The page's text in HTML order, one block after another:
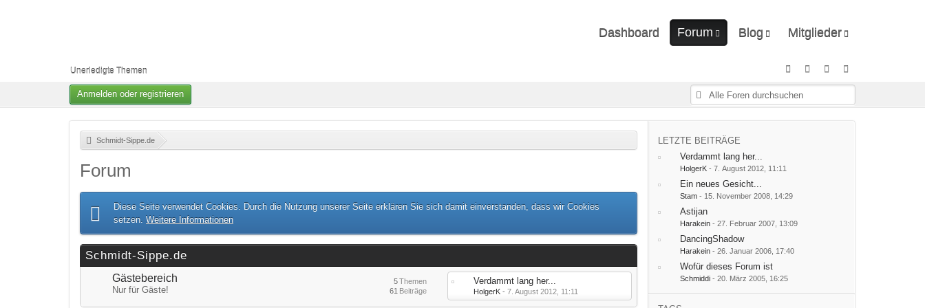
Anmelden oder registrieren
Dashboard Forum Blog Mitglieder
Benutzer online
Mitgliedersuche
Unerledigte Themen
Schmidt-Sippe.de
Forum
Diese Seite verwendet Cookies. Durch die Nutzung unserer Seite erklären Sie sich damit einverstanden, dass wir Cookies
setzen. Weitere Informationen
Schmidt-Sippe.de
Gästebereich
Nur für Gäste!
Themen
5
Beiträge
61
Verdammt lang her...
HolgerK -7. August 2012, 11:11
LETZTE BEITRÄGE
Verdammt lang her...
HolgerK - 7. August 2012, 11:11
Ein neues Gesicht...
Stam - 15. November 2008, 14:29
Astijan
Harakein - 27. Februar 2007, 13:09
DancingShadow
Harakein - 26. Januar 2006, 17:40
Wofür dieses Forum ist
Schmiddi - 20. März 2005, 16:25